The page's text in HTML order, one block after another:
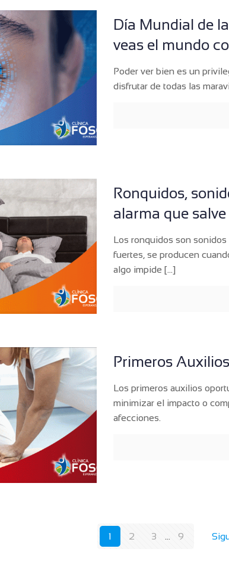
Día Mundial de
veas el mundo
Poder ver bien es un
disfrutar de todas las
Ronquidos,
alarma que
Los ronquidos son
fuertes, se producen
algo impide […]
Primeros
Los primeros auxilios
minimizar el impacto o
afecciones.
1 2 3 ... 9